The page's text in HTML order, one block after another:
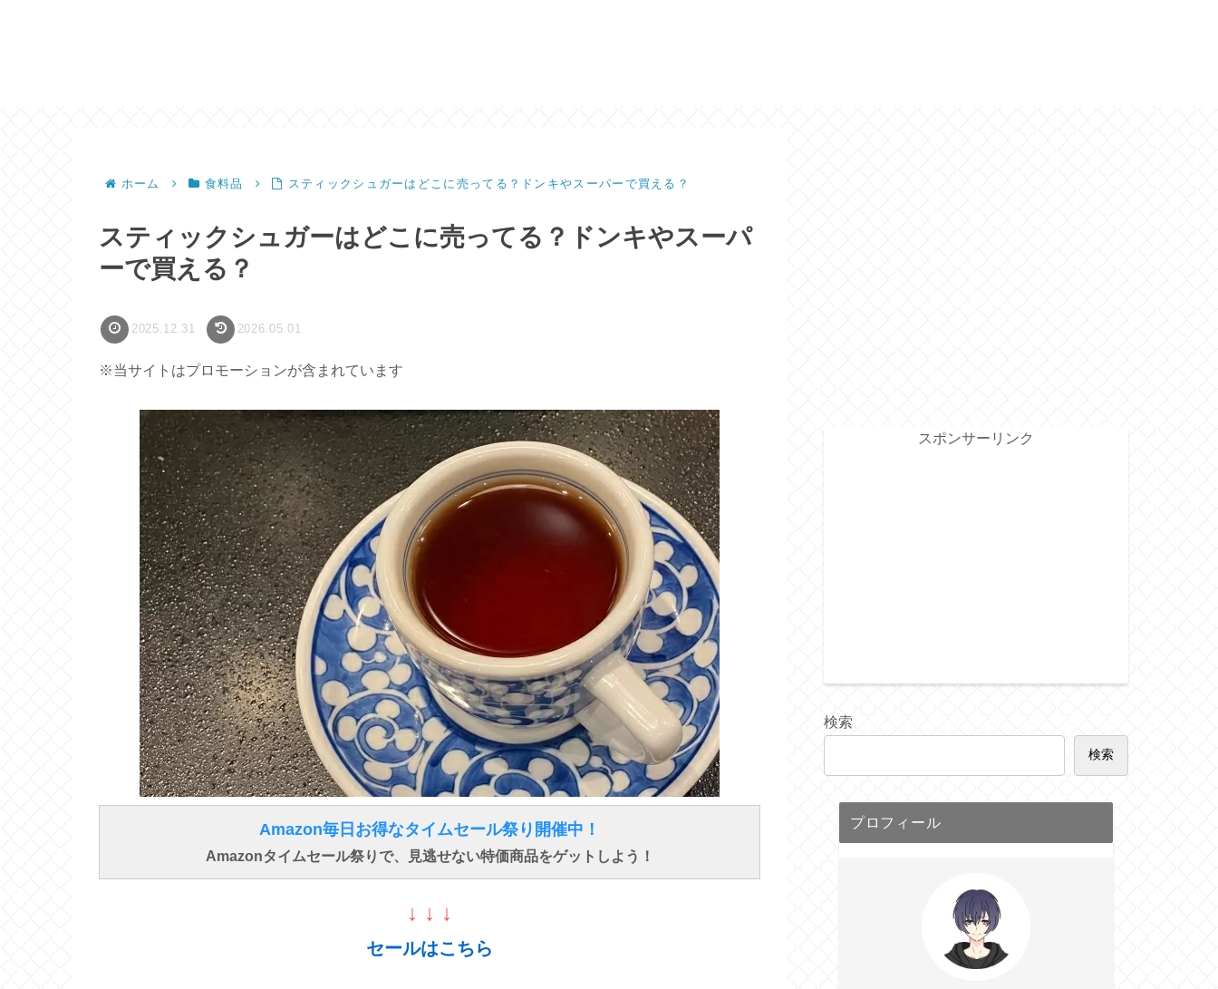
ホーム 食料品 スティックシュガーはどこに売ってる？ドンキやスーパーで買える？
スティックシュガーはどこに売ってる？ドンキやスーパ
ーで買える？
2025.12.31 2026.05.01
※当サイトはプロモーションが含まれています
Amazon毎日お得なタイムセール祭り開催中！
Amazonタイムセール祭りで、見逃せない特価商品をゲットしよう！
↓ ↓ ↓
セールはこちら
スポンサーリンク
検索
検索
プロフィール